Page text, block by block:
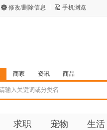
修改/删除信息 手机浏览
商家 资讯 商品
求职 宠物 生活